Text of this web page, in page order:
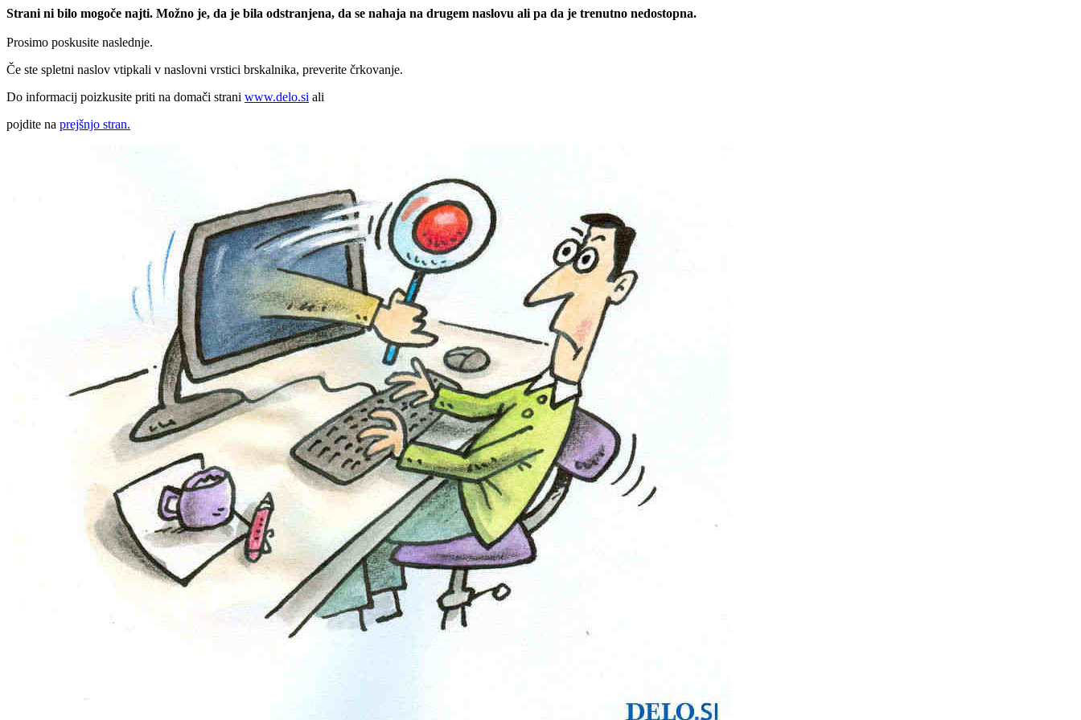
Strani ni bilo mogoče najti. Možno je, da je bila odstranjena, da se nahaja na drugem naslovu ali pa da je trenutno nedostopna.
Prosimo poskusite naslednje.
Če ste spletni naslov vtipkali v naslovni vrstici brskalnika, preverite črkovanje.
Do informacij poizkusite priti na domači strani www.delo.si ali
pojdite na prejšnjo stran.